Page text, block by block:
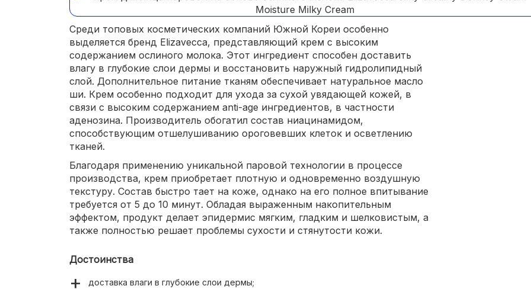
Среди топовых косметических компаний Южной Кореи особенно
выделяется бренд Elizavecca, представляющий крем с высоким
содержанием ослиного молока. Этот ингредиент способен доставить
влагу в глубокие слои дермы и восстановить наружный гидролипидный
слой. Дополнительное питание тканям обеспечивает натуральное масло
ши. Крем особенно подходит для ухода за сухой увядающей кожей, в
связи с высоким содержанием anti-age ингредиентов, в частности
аденозина. Производитель обогатил состав ниацинамидом,
способствующим отшелушиванию ороговевших клеток и осветлению
тканей.
Благодаря применению уникальной паровой технологии в процессе
производства, крем приобретает плотную и одновременно воздушную
текстуру. Состав быстро тает на коже, однако на его полное впитывание
требуется от 5 до 10 минут. Обладая выраженным накопительным
эффектом, продукт делает эпидермис мягким, гладким и шелковистым, а
также полностью решает проблемы сухости и стянутости кожи.
Достоинства
доставка влаги в глубокие слои дермы;